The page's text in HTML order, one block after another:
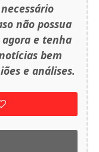
não possua
e tenha
bem
e análises.